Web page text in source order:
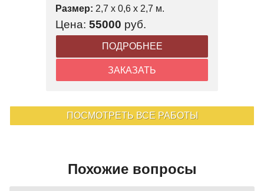
Размер: 2,7 x 0,6 x 2,7 м.
Цена: 55000 руб.
ПОДРОБНЕЕ
ЗАКАЗАТЬ
ПОСМОТРЕТЬ ВСЕ РАБОТЫ
Похожие вопросы